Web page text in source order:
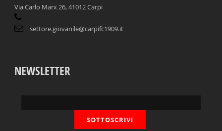
Via Carlo Marx 26, 41012 Carpi
settore.giovanile@carpifc1909.it
NEWSLETTER